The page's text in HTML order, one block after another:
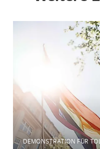
DEMONSTRATION FÜR